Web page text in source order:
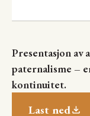
Presentasjon
paternalisme –
kontinuitet.
Last ned